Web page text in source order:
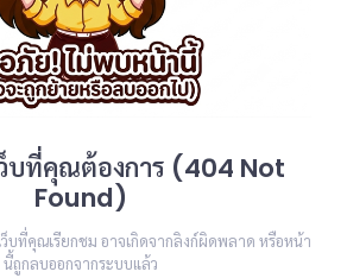
บที่คุณต้องการ (404 Not
Found)
บที่คุณเรียกชม อาจเกิดจากลิงก์ผิดพลาด หรือหน้า
นี้ถูกลบออกจากระบบแล้ว